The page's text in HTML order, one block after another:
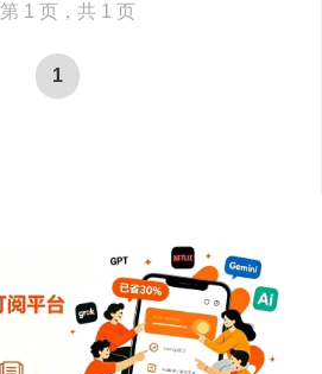
第 1 页，共 1 页
1